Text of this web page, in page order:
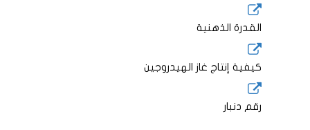
القدرة الذهنية
كيفية إنتاج غاز الهيدروجين
رقم دنبار